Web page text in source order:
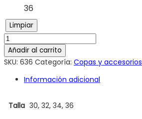
36
Limpiar
Añadir al carrito
SKU: 636 Categoría: Copas y accesorios
Información adicional
Talla 30, 32, 34, 36